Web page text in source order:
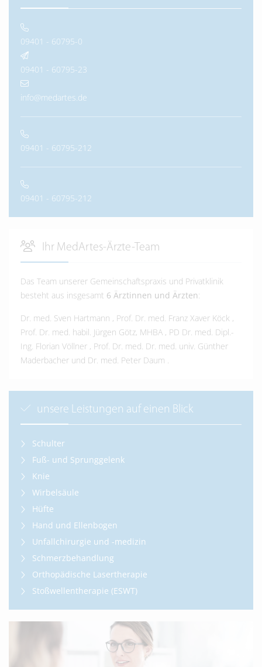
09401 - 60795-0
09401 - 60795-23
info@medartes.de
09401 - 60795-212
09401 - 60795-212
Ihr MedArtes-Ärzte-Team
Das Team unserer Gemeinschaftspraxis und Privatklinik
besteht aus insgesamt 6 Ärztinnen und Ärzten:
Dr. med. Sven Hartmann , Prof. Dr. med. Franz Xaver Köck ,
Prof. Dr. med. habil. Jürgen Götz, MHBA , PD Dr. med. Dipl.-
Ing. Florian Völlner , Prof. Dr. med. Dr. med. univ. Günther
Maderbacher und Dr. med. Peter Daum .
unsere Leistungen auf einen Blick
Schulter
Fuß- und Sprunggelenk
Knie
Wirbelsäule
Hüfte
Hand und Ellenbogen
Unfallchirurgie und -medizin
Schmerzbehandlung
Orthopädische Lasertherapie
Stoßwellentherapie (ESWT)